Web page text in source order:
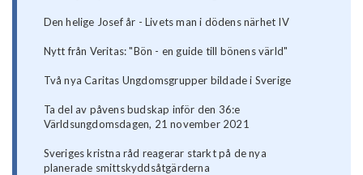
Den helige Josef år - Livets man i dödens närhet IV
Nytt från Veritas: "Bön - en guide till bönens värld"
Två nya Caritas Ungdomsgrupper bildade i Sverige
Ta del av påvens budskap inför den 36:e
Världsungdomsdagen, 21 november 2021
Sveriges kristna råd reagerar starkt på de nya
planerade smittskyddsåtgärderna